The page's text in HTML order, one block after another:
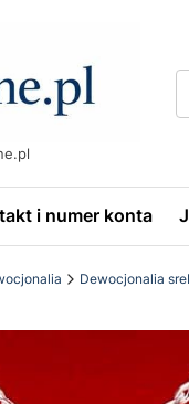
i numer konta
Dewocjonalia